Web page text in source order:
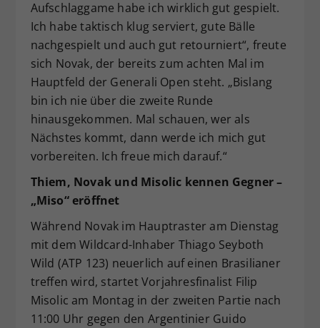
Aufschlaggame habe ich wirklich gut gespielt.
Ich habe taktisch klug serviert, gute Bälle
nachgespielt und auch gut retourniert“, freute
sich Novak, der bereits zum achten Mal im
Hauptfeld der Generali Open steht. „Bislang
bin ich nie über die zweite Runde
hinausgekommen. Mal schauen, wer als
Nächstes kommt, dann werde ich mich gut
vorbereiten. Ich freue mich darauf.“
Thiem, Novak und Misolic kennen Gegner –
„Miso“ eröffnet
Während Novak im Hauptraster am Dienstag
mit dem Wildcard-Inhaber Thiago Seyboth
Wild (ATP 123) neuerlich auf einen Brasilianer
treffen wird, startet Vorjahresfinalist Filip
Misolic am Montag in der zweiten Partie nach
11:00 Uhr gegen den Argentinier Guido